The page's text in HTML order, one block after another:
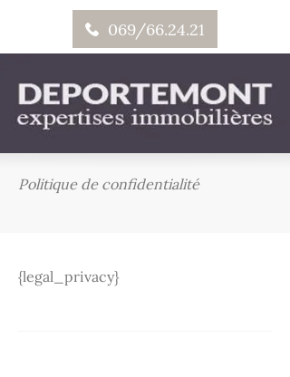
069/66.24.21
Politique de confidentialité
{legal_privacy}